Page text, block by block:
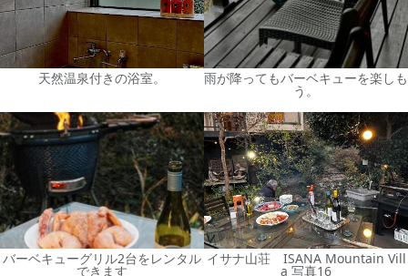
天然温泉付きの浴室。 雨が降ってもバーベキューを楽しも
う。
バーベキューグリル2台をレンタル
できます
イサナ山荘 ISANA Mountain Vill
a 写真16